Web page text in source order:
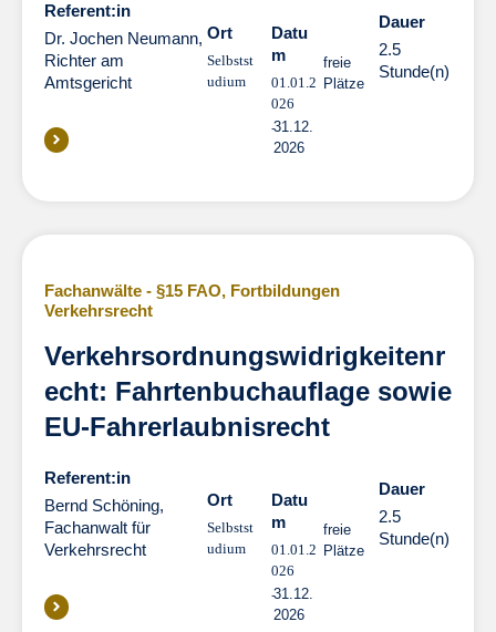
Referent:in
Dr. Jochen Neumann,
Richter am
Amtsgericht
Ort
Selbstst
udium
Datu
m
01.01.2
026
31.12.
2026
freie
Plätze
Dauer
2.5
Stunde(n)
Fachanwälte - §15 FAO, Fortbildungen
Verkehrsrecht
Verkehrsordnungswidrigkeitenr
echt: Fahrtenbuchauflage sowie
EU-Fahrerlaubnisrecht
Referent:in
Bernd Schöning,
Fachanwalt für
Verkehrsrecht
Ort
Selbstst
udium
Datu
m
01.01.2
026
31.12.
2026
freie
Plätze
Dauer
2.5
Stunde(n)